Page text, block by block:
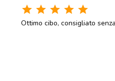
star star star star star
Ottimo cibo, consigliato